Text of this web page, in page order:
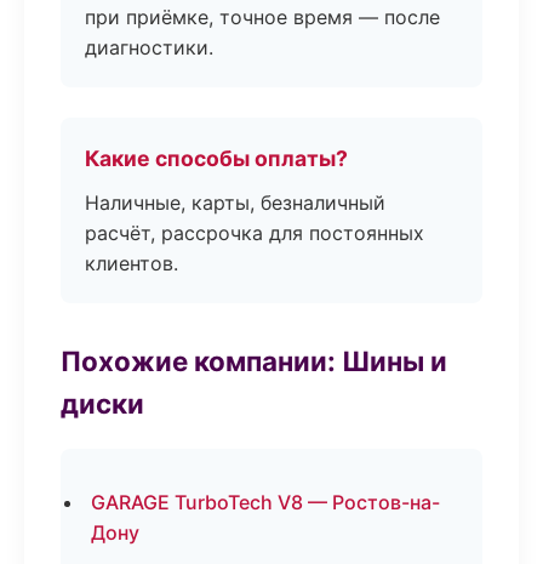
при приёмке, точное время — после
диагностики.
Какие способы оплаты?
Наличные, карты, безналичный
расчёт, рассрочка для постоянных
клиентов.
Похожие компании: Шины и
диски
GARAGE TurboTech V8 — Ростов-на-
Дону